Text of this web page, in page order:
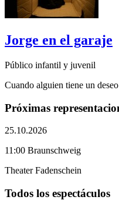
Jorge en el garaje
Público infantil y juvenil
Cuando alguien tiene un
Próximas
25.10.2026
11:00 Braunschweig
Theater Fadenschein
Todos los espectáculos